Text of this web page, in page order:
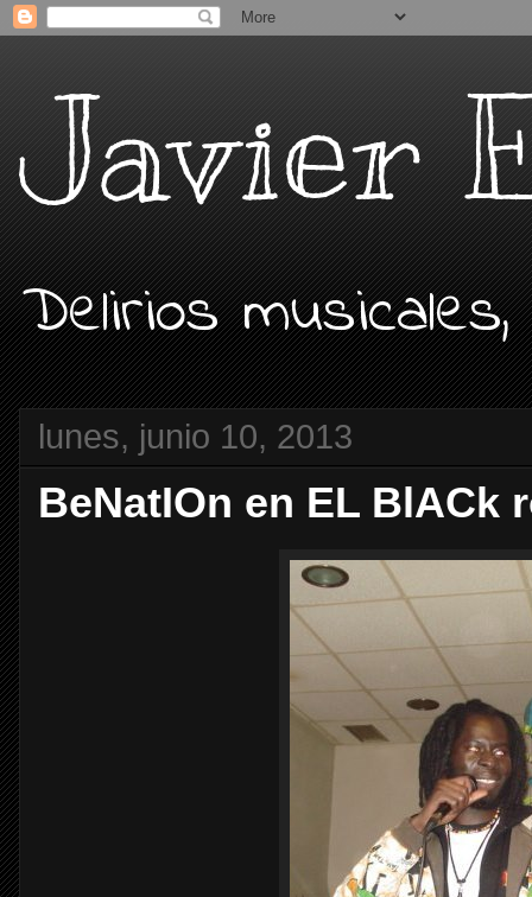
Javier
Delirios
lunes, junio 10, 2013
BeNatIOn en EL BlACk